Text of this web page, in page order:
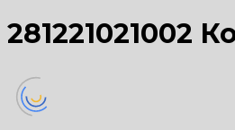
281221021002